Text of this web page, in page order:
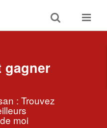
Toggle
search
Toggle
gagner
: Trouvez
moi